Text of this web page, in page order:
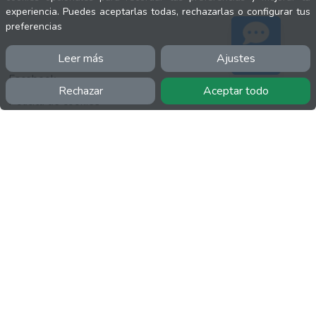
experiencia. Puedes aceptarlas todas, rechazarlas o configurar tus
preferencias
Leer más Ajustes
Rechazar Aceptar todo
INFORMACIÓN
Facebook
Polícita de cookies
Soporte